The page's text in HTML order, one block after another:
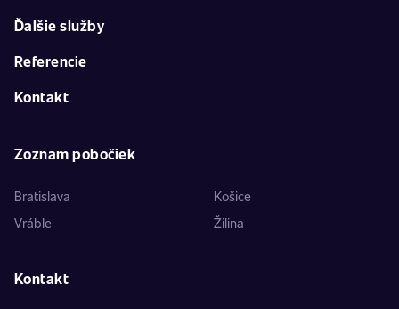
Ďalšie služby
Referencie
Kontakt
Zoznam pobočiek
Bratislava
Košice
Vráble
Žilina
Kontakt